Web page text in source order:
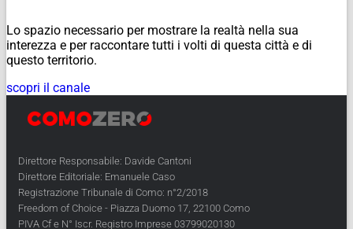
Lo spazio necessario per mostrare la realtà nella sua
interezza e per raccontare tutti i volti di questa città e di
questo territorio.
scopri il canale
Direttore Responsabile: Davide Cantoni
Direttore Editoriale: Emanuele Caso
Registrazione Tribunale di Como: n°2/2018
Freedom of Choice - Piazza Duomo 17, 22100 Como
PIVA Cf e N° Iscr. Registro Imprese 03799020130